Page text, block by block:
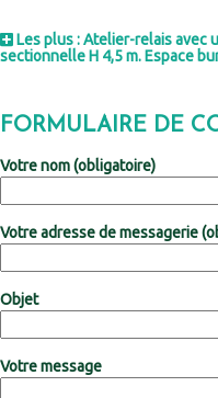
Les plus : Atelier-relais avec
sectionnelle H 4,5 m. Espace
FORMULAIRE DE
Votre nom (obligatoire)
Votre adresse de messagerie
Objet
Votre message